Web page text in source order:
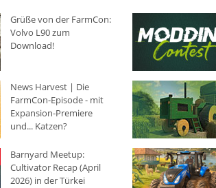
Grüße von der FarmCon:
Volvo L90 zum
Download!
News Harvest | Die
FarmCon-Episode - mit
Expansion-Premiere
und... Katzen?
Barnyard Meetup:
Cultivator Recap (April
2026) in der Türkei